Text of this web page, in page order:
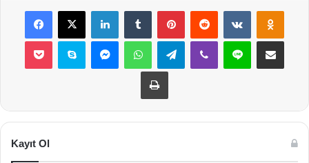
Facebook
X LinkedInTumblr PinterestReddit VKontakte
Pocket Skype MessengerWhatsAppTelegramViber Line E-Posta ile
Yazdır
Kayıt Ol